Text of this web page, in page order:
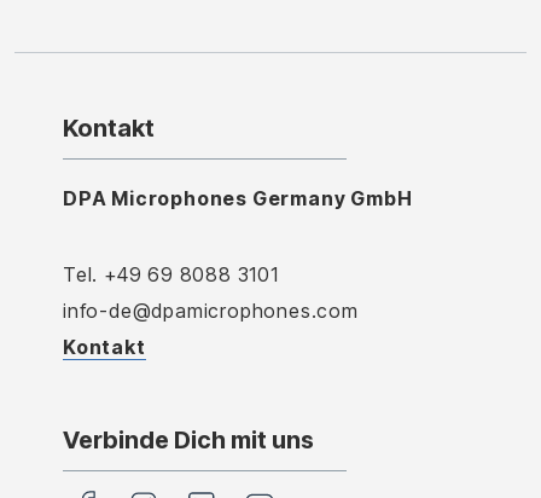
Kontakt
DPA Microphones Germany GmbH
Tel. +49 69 8088 3101
info-de@dpamicrophones.com
Kontakt
Verbinde Dich mit uns